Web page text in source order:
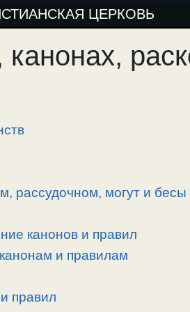
ЦЕРКОВЬ
рассудочном, могут и бесы
канонов и правил
и правилам
правил